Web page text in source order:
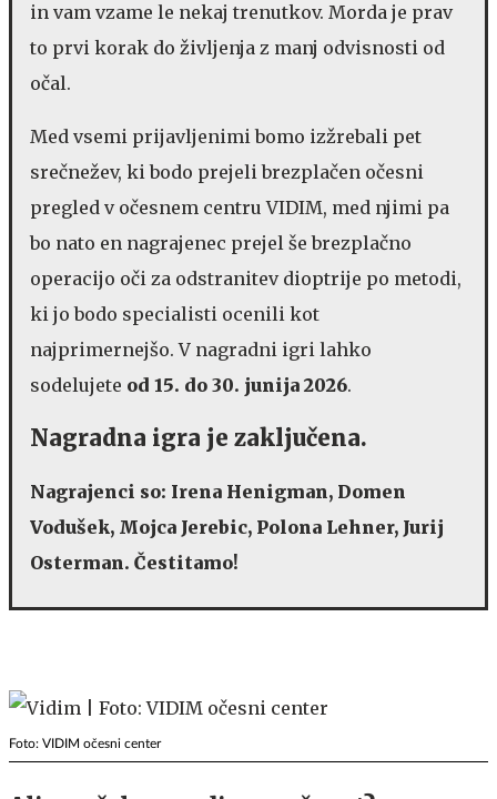
in vam vzame le nekaj trenutkov. Morda je prav
to prvi korak do življenja z manj odvisnosti od
očal.
Med vsemi prijavljenimi bomo izžrebali pet
srečnežev, ki bodo prejeli brezplačen očesni
pregled v očesnem centru VIDIM, med njimi pa
bo nato en nagrajenec prejel še brezplačno
operacijo oči za odstranitev dioptrije po metodi,
ki jo bodo specialisti ocenili kot
najprimernejšo. V nagradni igri lahko
sodelujete od 15. do 30. junija 2026.
Nagradna igra je zaključena.
Nagrajenci so: Irena Henigman, Domen
Vodušek, Mojca Jerebic, Polona Lehner, Jurij
Osterman. Čestitamo!
Foto: VIDIM očesni center